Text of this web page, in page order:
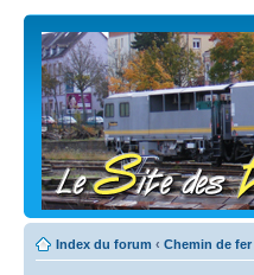
Index du forum ‹ Chemin de fer